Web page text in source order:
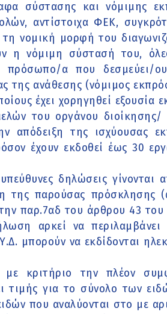
σύστασης και νόμιμης
αντίστοιχα ΦΕΚ,
νομική μορφή του
η νόμιμη σύστασή του,
πρόσωπο/α που δεσμεύει/
της ανάθεσης (νόμιμος
έχει χορηγηθεί
του οργάνου διοίκησης/
απόδειξη της ισχύουσας
έχουν εκδοθεί έως 30
υπεύθυνες δηλώσεις
της παρούσας πρόσκλησης
παρ.7αδ του άρθρου 43 του
αρκεί να περιλαμβάνει
Υ.Δ. μπορούν να εκδίδονται
κριτήριο την πλέον
για το σύνολο των
που αναλύονται στο με